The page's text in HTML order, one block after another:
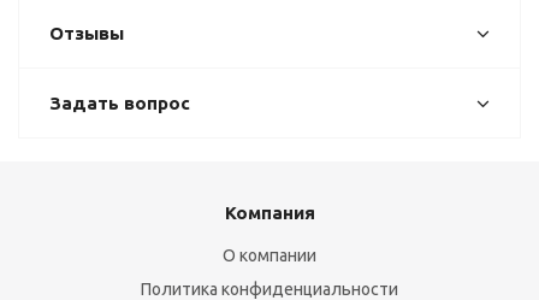
Отзывы
Задать вопрос
Компания
О компании
Политика конфиденциальности